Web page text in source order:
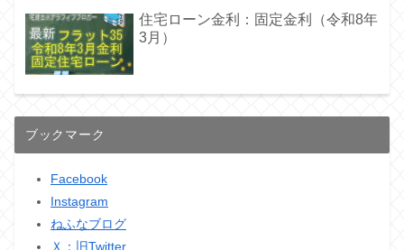
住宅ローン金利：固定金利（令和8年
3月）
ブックマーク
Facebook
Instagram
ねふなブログ
Ｘ：旧Twitter